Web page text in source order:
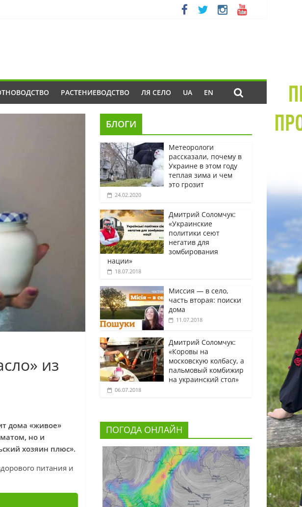
РАСТЕНИЕВОДСТВО ЛЯ СЕЛО UA EN
из
дома «живое»
но и
хозяин плюс».
питания и
БЛОГИ
Метеорологи
рассказали, почему в
Украине в этом году
теплая зима и чем
это грозит
24.02.2020
Дмитрий Соломчук:
«Украинские
политики сеют
негатив для
зомбирования
нации»
18.07.2018
Миссия — в село,
часть вторая: поиски
дома
11.07.2018
Дмитрий Соломчук:
«Коровы на
московскую колбасу, а
пальмовый комбижир
на украинский стол»
06.07.2018
ПОГОДА ОНЛАЙН